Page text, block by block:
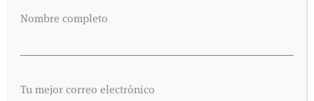
Nombre completo
Tu mejor correo electrónico